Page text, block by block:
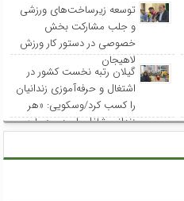
توسعه زیرساخت‌های ورزشی
و جلب مشارکت بخش
خصوصی در دستور کار ورزش
لاهیجان
گیلان رتبه نخست کشور در
اشتغال و حرفه‌آموزی زندانیان
را کسب کرد/وسکویی: «هر
زندانیِ شاغل، امیدی دوباره